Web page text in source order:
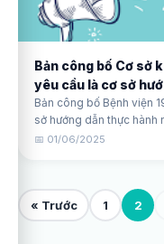
Bản công bố Cơ sở
yêu cầu là cơ sở
Bản công bố Bệnh viện
sở hướng dẫn thực hành
📅 01/06/2025
« Trước 1 2